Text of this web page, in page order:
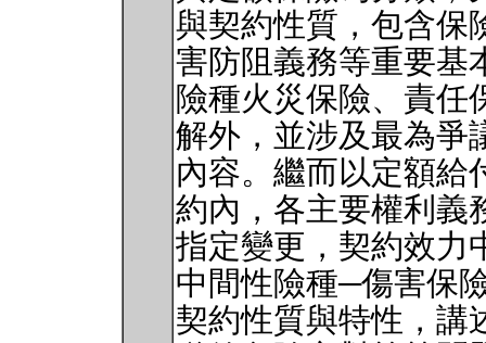
與契約性質，包含保
害防阻義務等重要基
險種火災保險、責任
解外，並涉及最為爭
內容。繼而以定額給
約內，各主要權利義
指定變更，契約效力
中間性險種─傷害保
契約性質與特性，講